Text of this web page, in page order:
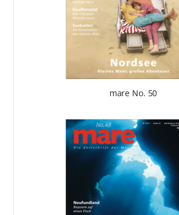
mare No. 50